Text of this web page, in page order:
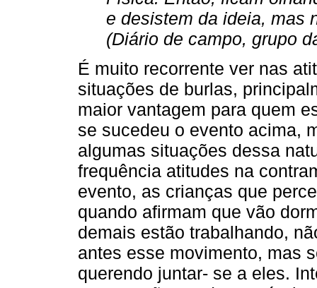
e desistem da ideia, mas
(Diário de campo, grupo
É muito recorrente ver nas
situações de burlas,
maior vantagem para quem
se sucedeu o evento acima,
algumas situações dessa
frequência atitudes na
evento, as crianças que
quando afirmam que vão
demais estão trabalhando,
antes esse movimento, mas
querendo juntar- se a eles.